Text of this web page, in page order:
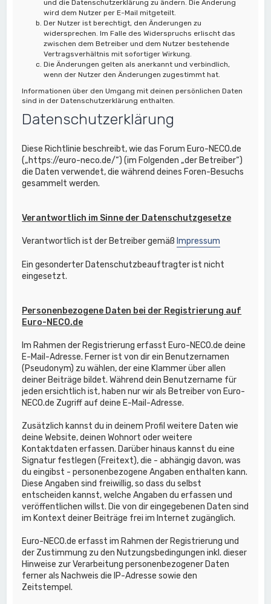
und die Datenschutzerklärung zu ändern. Die Änderung
wird dem Nutzer per E-Mail mitgeteilt.
Der Nutzer ist berechtigt, den Änderungen zu
widersprechen. Im Falle des Widerspruchs erlischt das
zwischen dem Betreiber und dem Nutzer bestehende
Vertragsverhältnis mit sofortiger Wirkung.
Die Änderungen gelten als anerkannt und verbindlich,
wenn der Nutzer den Änderungen zugestimmt hat.
Informationen über den Umgang mit deinen persönlichen Daten
sind in der Datenschutzerklärung enthalten.
Datenschutzerklärung
Diese Richtlinie beschreibt, wie das Forum Euro-NECO.de
(„https://euro-neco.de/“) (im Folgenden „der Betreiber“)
die Daten verwendet, die während deines Foren-Besuchs
gesammelt werden.
Verantwortlich im Sinne der Datenschutzgesetze
Verantwortlich ist der Betreiber gemäß Impressum
Ein gesonderter Datenschutzbeauftragter ist nicht
eingesetzt.
Personenbezogene Daten bei der Registrierung auf
Euro-NECO.de
Im Rahmen der Registrierung erfasst Euro-NECO.de deine
E-Mail-Adresse. Ferner ist von dir ein Benutzernamen
(Pseudonym) zu wählen, der eine Klammer über allen
deiner Beiträge bildet. Während dein Benutzername für
jeden ersichtlich ist, haben nur wir als Betreiber von Euro-
NECO.de Zugriff auf deine E-Mail-Adresse.
Zusätzlich kannst du in deinem Profil weitere Daten wie
deine Website, deinen Wohnort oder weitere
Kontaktdaten erfassen. Darüber hinaus kannst du eine
Signatur festlegen (Freitext), die - abhängig davon, was
du eingibst - personenbezogene Angaben enthalten kann.
Diese Angaben sind freiwillig, so dass du selbst
entscheiden kannst, welche Angaben du erfassen und
veröffentlichen willst. Die von dir eingegebenen Daten sind
im Kontext deiner Beiträge frei im Internet zugänglich.
Euro-NECO.de erfasst im Rahmen der Registrierung und
der Zustimmung zu den Nutzungsbedingungen inkl. dieser
Hinweise zur Verarbeitung personenbezogener Daten
ferner als Nachweis die IP-Adresse sowie den
Zeitstempel.